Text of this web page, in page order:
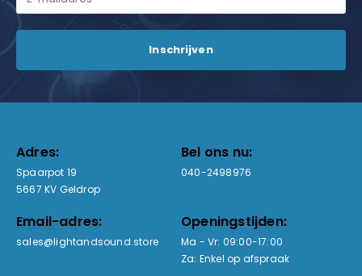
Adres:
Spaarpot 19
5667 KV Geldrop
Bel ons nu:
040-2498976
Email-adres:
sales@lightandsound.store
Openingstijden:
Ma - Vr: 09:00-17:00
Za: Enkel op afspraak